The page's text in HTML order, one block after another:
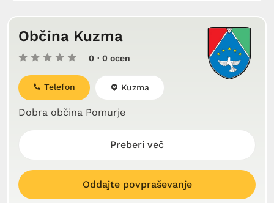
Občina Kuzma
0 · 0 ocen
Dobra občina Pomurje
Telefon Kuzma
Preberi več
Oddajte povpraševanje